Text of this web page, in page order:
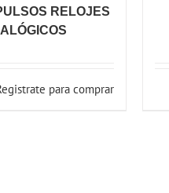
RELOJES
para comprar